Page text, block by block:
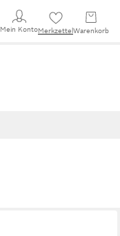
Mein KontoMerkzettel Warenkorb